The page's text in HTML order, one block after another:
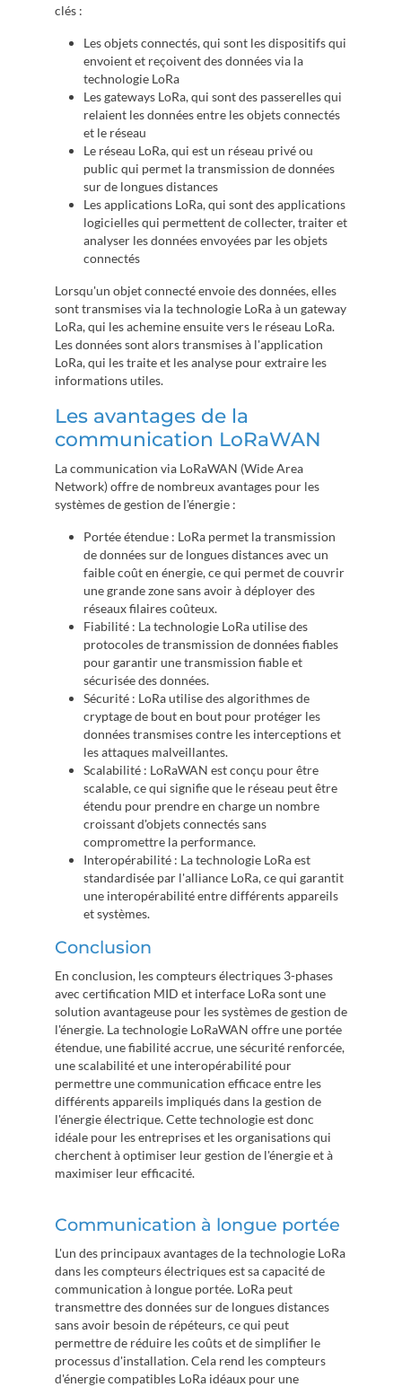
clés :
Les objets connectés, qui sont les dispositifs qui
envoient et reçoivent des données via la
technologie LoRa
Les gateways LoRa, qui sont des passerelles qui
relaient les données entre les objets connectés
et le réseau
Le réseau LoRa, qui est un réseau privé ou
public qui permet la transmission de données
sur de longues distances
Les applications LoRa, qui sont des applications
logicielles qui permettent de collecter, traiter et
analyser les données envoyées par les objets
connectés
Lorsqu'un objet connecté envoie des données, elles
sont transmises via la technologie LoRa à un gateway
LoRa, qui les achemine ensuite vers le réseau LoRa.
Les données sont alors transmises à l'application
LoRa, qui les traite et les analyse pour extraire les
informations utiles.
Les avantages de la
communication LoRaWAN
La communication via LoRaWAN (Wide Area
Network) offre de nombreux avantages pour les
systèmes de gestion de l'énergie :
Portée étendue : LoRa permet la transmission
de données sur de longues distances avec un
faible coût en énergie, ce qui permet de couvrir
une grande zone sans avoir à déployer des
réseaux filaires coûteux.
Fiabilité : La technologie LoRa utilise des
protocoles de transmission de données fiables
pour garantir une transmission fiable et
sécurisée des données.
Sécurité : LoRa utilise des algorithmes de
cryptage de bout en bout pour protéger les
données transmises contre les interceptions et
les attaques malveillantes.
Scalabilité : LoRaWAN est conçu pour être
scalable, ce qui signifie que le réseau peut être
étendu pour prendre en charge un nombre
croissant d'objets connectés sans
compromettre la performance.
Interopérabilité : La technologie LoRa est
standardisée par l'alliance LoRa, ce qui garantit
une interopérabilité entre différents appareils
et systèmes.
Conclusion
En conclusion, les compteurs électriques 3-phases
avec certification MID et interface LoRa sont une
solution avantageuse pour les systèmes de gestion de
l'énergie. La technologie LoRaWAN offre une portée
étendue, une fiabilité accrue, une sécurité renforcée,
une scalabilité et une interopérabilité pour
permettre une communication efficace entre les
différents appareils impliqués dans la gestion de
l'énergie électrique. Cette technologie est donc
idéale pour les entreprises et les organisations qui
cherchent à optimiser leur gestion de l'énergie et à
maximiser leur efficacité.
Communication à longue portée
L'un des principaux avantages de la technologie LoRa
dans les compteurs électriques est sa capacité de
communication à longue portée. LoRa peut
transmettre des données sur de longues distances
sans avoir besoin de répéteurs, ce qui peut
permettre de réduire les coûts et de simplifier le
processus d'installation. Cela rend les compteurs
d'énergie compatibles LoRa idéaux pour une